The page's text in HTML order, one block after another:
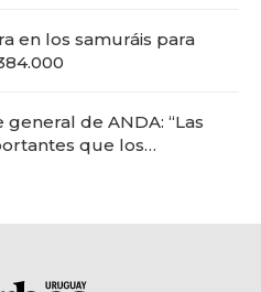
en los samuráis para
de ANDA: “Las
que los